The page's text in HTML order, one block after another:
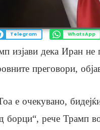
Telegram WhatsApp
изјави дека Иран не
преговори,
е очекувано,
борци“, рече Трамп